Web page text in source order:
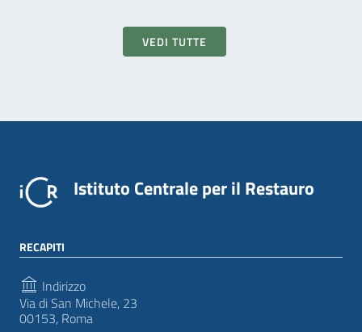
VEDI TUTTE
Istituto Centrale per il Restauro
RECAPITI
Indirizzo
Via di San Michele, 23
00153, Roma